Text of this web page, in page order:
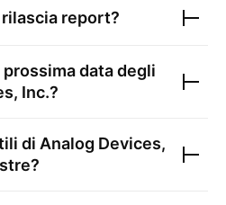
rilascia report?
data degli
Inc.?
di Analog Devices,